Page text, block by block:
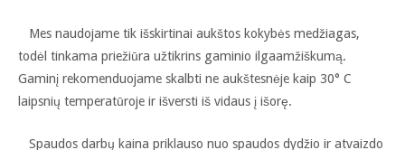
Mes naudojame tik išskirtinai aukštos kokybės medžiagas,
todėl tinkama priežiūra užtikrins gaminio ilgaamžiškumą.
Gaminį rekomenduojame skalbti ne aukštesnėje kaip 30° C
laipsnių temperatūroje ir išversti iš vidaus į išorę.
Spaudos darbų kaina priklauso nuo spaudos dydžio ir atvaizdo